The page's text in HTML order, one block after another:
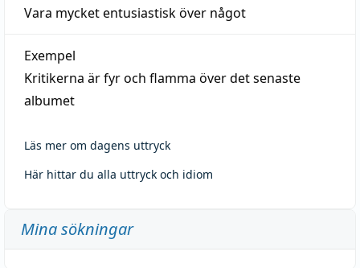
Vara mycket entusiastisk över något
Exempel
Kritikerna är fyr och flamma över det senaste
albumet
Läs mer om dagens uttryck
Här hittar du alla uttryck och idiom
Mina sökningar